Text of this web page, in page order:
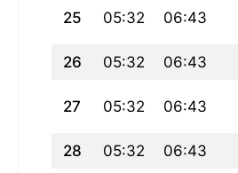
25 05:32 06:43
26 05:32 06:43
27 05:32 06:43
28 05:32 06:43